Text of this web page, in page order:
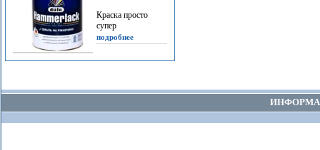
Краска просто
супер
подробнее